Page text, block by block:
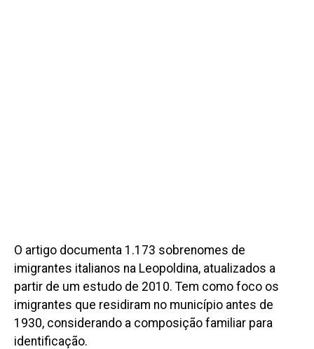
O artigo documenta 1.173 sobrenomes de
imigrantes italianos na Leopoldina, atualizados a
partir de um estudo de 2010. Tem como foco os
imigrantes que residiram no município antes de
1930, considerando a composição familiar para
identificação.